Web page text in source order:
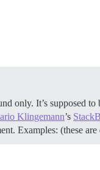
only. It’s supposed
Klingemann’s
Examples: (these